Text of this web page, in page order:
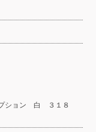
プション 白 ３１８